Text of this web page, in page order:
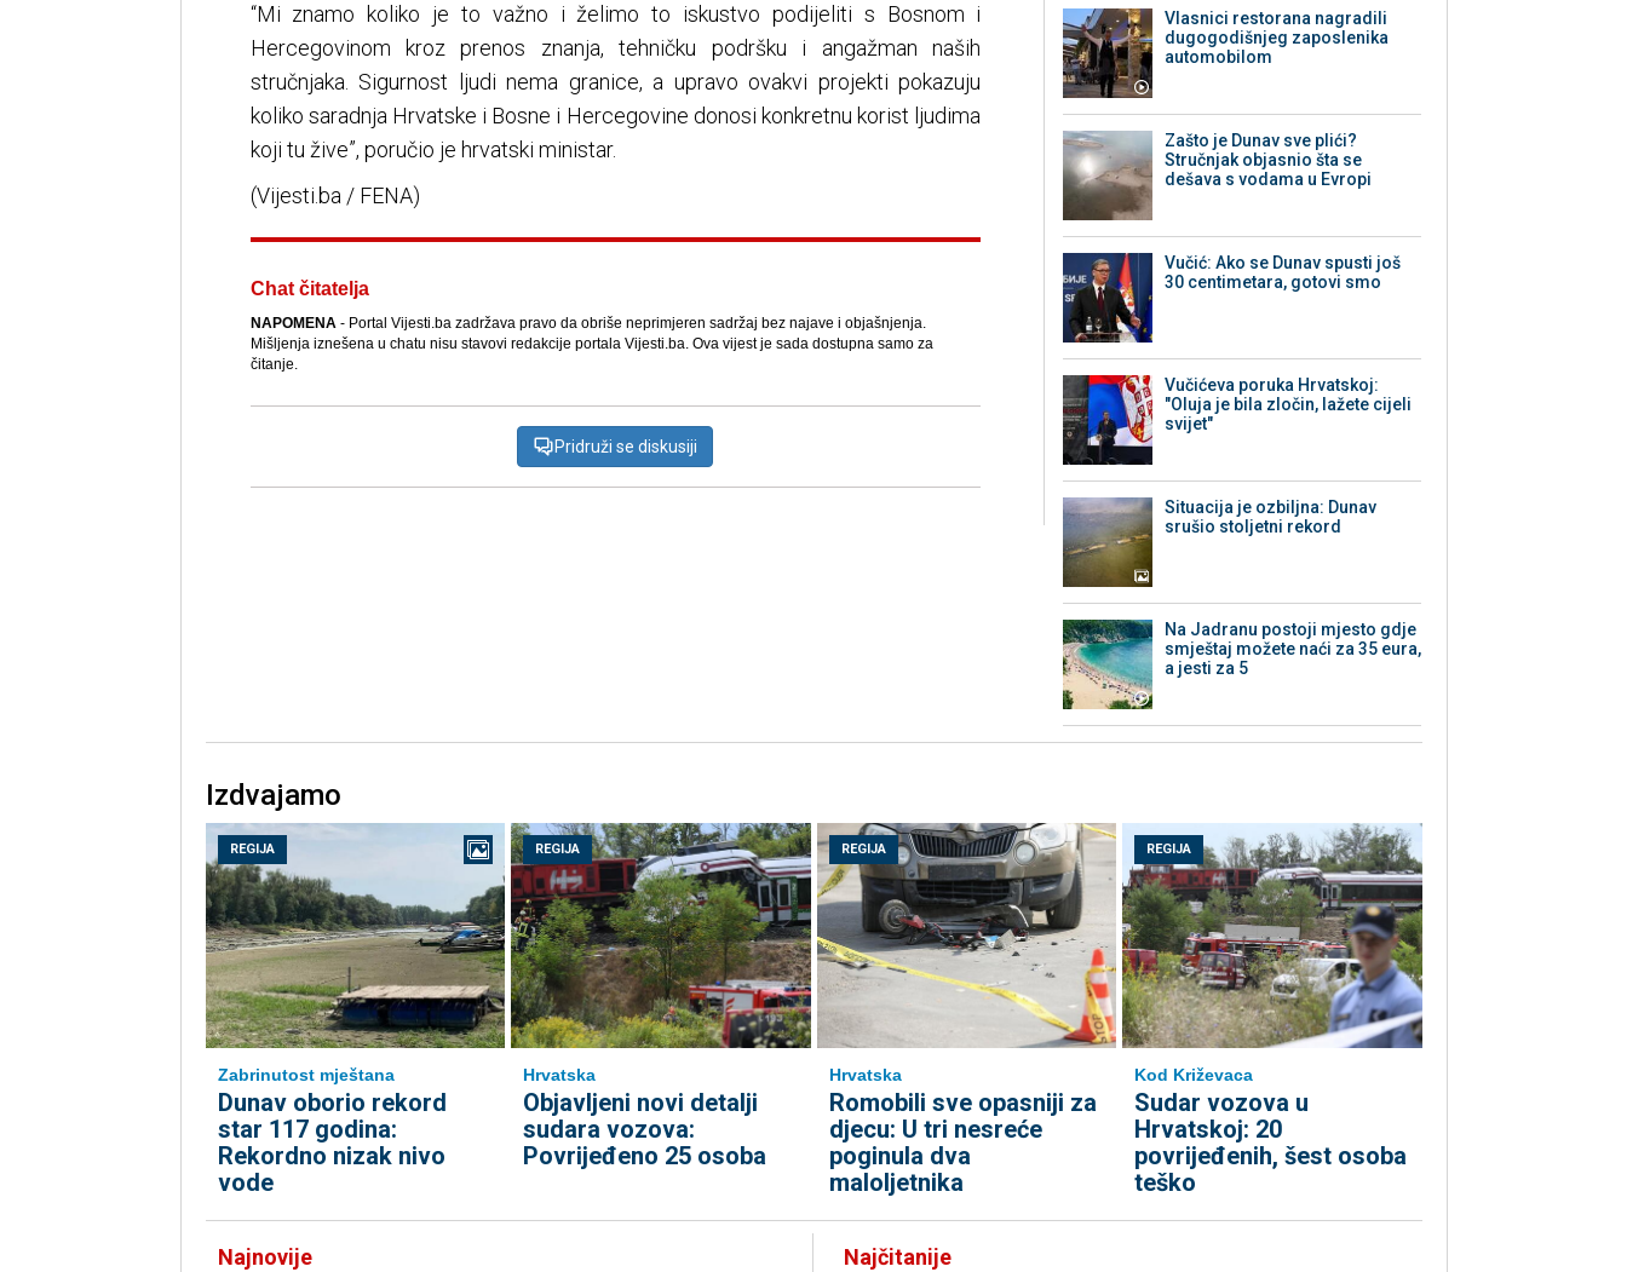
“Mi znamo koliko je to važno i želimo to iskustvo podijeliti s Bosnom i
Hercegovinom kroz prenos znanja, tehničku podršku i angažman naših
stručnjaka. Sigurnost ljudi nema granice, a upravo ovakvi projekti pokazuju
koliko saradnja Hrvatske i Bosne i Hercegovine donosi konkretnu korist ljudima
koji tu žive”, poručio je hrvatski ministar.
(Vijesti.ba / FENA)
Chat čitatelja
NAPOMENA- Portal Vijesti.ba zadržava pravo da obriše neprimjeren sadržaj bez najave i objašnjenja.
Mišljenja iznešena u chatu nisu stavovi redakcije portala Vijesti.ba. Ova vijest je sada dostupna samo za
čitanje.
Pridruži se diskusiji
Vlasnici restorana nagradili
dugogodišnjeg zaposlenika
automobilom
Zašto je Dunav sve plići?
Stručnjak objasnio šta se
dešava s vodama u Evropi
Vučić: Ako se Dunav spusti još
30 centimetara, gotovi smo
Vučićeva poruka Hrvatskoj:
"Oluja je bila zločin, lažete cijeli
svijet"
Situacija je ozbiljna: Dunav
srušio stoljetni rekord
Na Jadranu postoji mjesto gdje
smještaj možete naći za 35 eura,
a jesti za 5
Izdvajamo
REGIJA
Zabrinutost mještana
Dunav oborio rekord
star 117 godina:
Rekordno nizak nivo
vode
REGIJA
Hrvatska
Objavljeni novi detalji
sudara vozova:
Povrijeđeno 25 osoba
REGIJA
Hrvatska
Romobili sve opasniji za
djecu: U tri nesreće
poginula dva
maloljetnika
REGIJA
Kod Križevaca
Sudar vozova u
Hrvatskoj: 20
povrijeđenih, šest osoba
teško
Najnovije Najčitanije